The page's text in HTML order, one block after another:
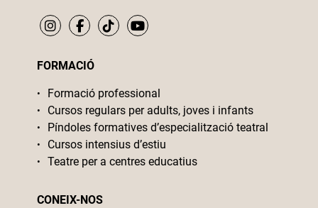
FORMACIÓ
Formació professional
Cursos regulars per adults, joves i infants
Píndoles formatives d’especialització teatral
Cursos intensius d’estiu
Teatre per a centres educatius
CONEIX-NOS